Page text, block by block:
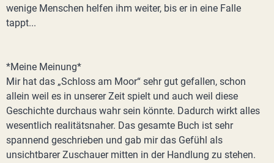
wenige Menschen helfen ihm weiter, bis er in eine Falle
tappt...
*Meine Meinung*
Mir hat das „Schloss am Moor“ sehr gut gefallen, schon
allein weil es in unserer Zeit spielt und auch weil diese
Geschichte durchaus wahr sein könnte. Dadurch wirkt alles
wesentlich realitätsnaher. Das gesamte Buch ist sehr
spannend geschrieben und gab mir das Gefühl als
unsichtbarer Zuschauer mitten in der Handlung zu stehen.